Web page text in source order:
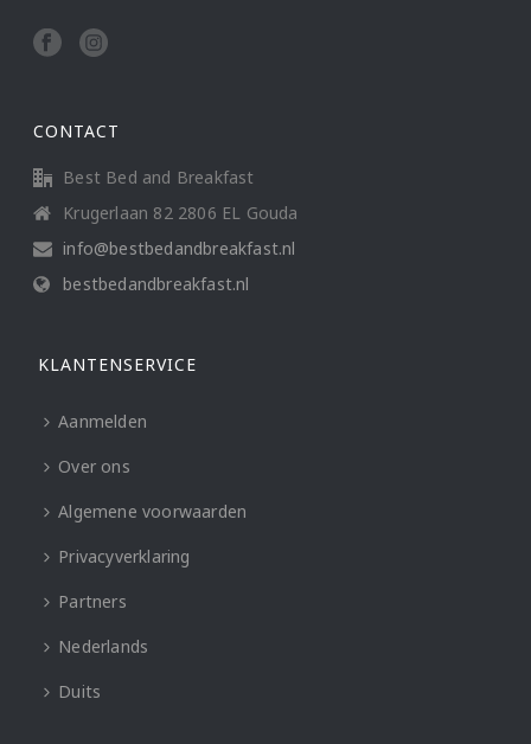
CONTACT
Best Bed and Breakfast
Krugerlaan 82 2806 EL Gouda
info@bestbedandbreakfast.nl
bestbedandbreakfast.nl
KLANTENSERVICE
Aanmelden
Over ons
Algemene voorwaarden
Privacyverklaring
Partners
Nederlands
Duits